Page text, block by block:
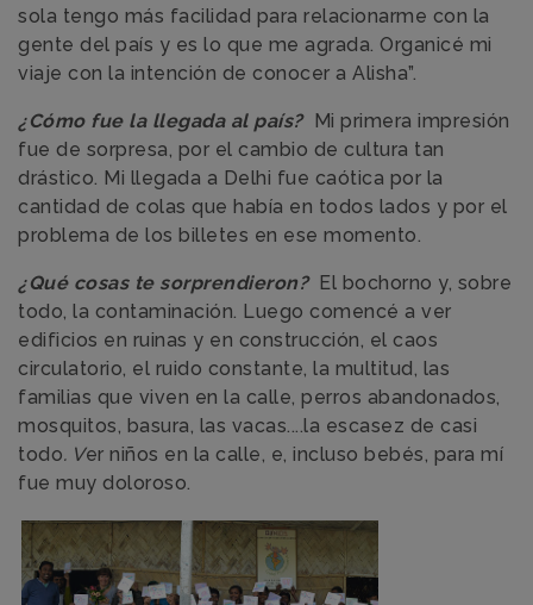
sola tengo más facilidad para relacionarme con la
gente del país y es lo que me agrada. Organicé mi
viaje con la intención de conocer a Alisha”.
¿Cómo fue la llegada al país?Mi primera impresión
fue de sorpresa, por el cambio de cultura tan
drástico. Mi llegada a Delhi fue caótica por la
cantidad de colas que había en todos lados y por el
problema de los billetes en ese momento.
¿Qué cosas te sorprendieron? El bochorno y, sobre
todo, la contaminación. Luego comencé a ver
edificios en ruinas y en construcción, el caos
circulatorio, el ruido constante, la multitud, las
familias que viven en la calle, perros abandonados,
mosquitos, basura, las vacas....la escasez de casi
todo. Ver niños en la calle, e, incluso bebés, para mí
fue muy doloroso.